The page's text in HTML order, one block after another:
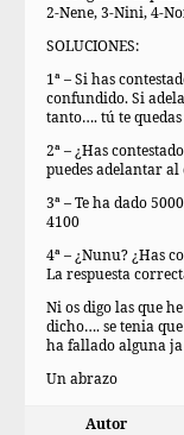
2-Nene, 3-Nini, 4-
SOLUCIONES:
1ª – Si has
confundido. Si
tanto…. tú te
2ª – ¿Has
puedes adelantar
3ª – Te ha dado
4100
4ª – ¿Nunu? ¿Has
La respuesta
Ni os digo las que
dicho…. se tenia
ha fallado alguna
Un abrazo
Autor